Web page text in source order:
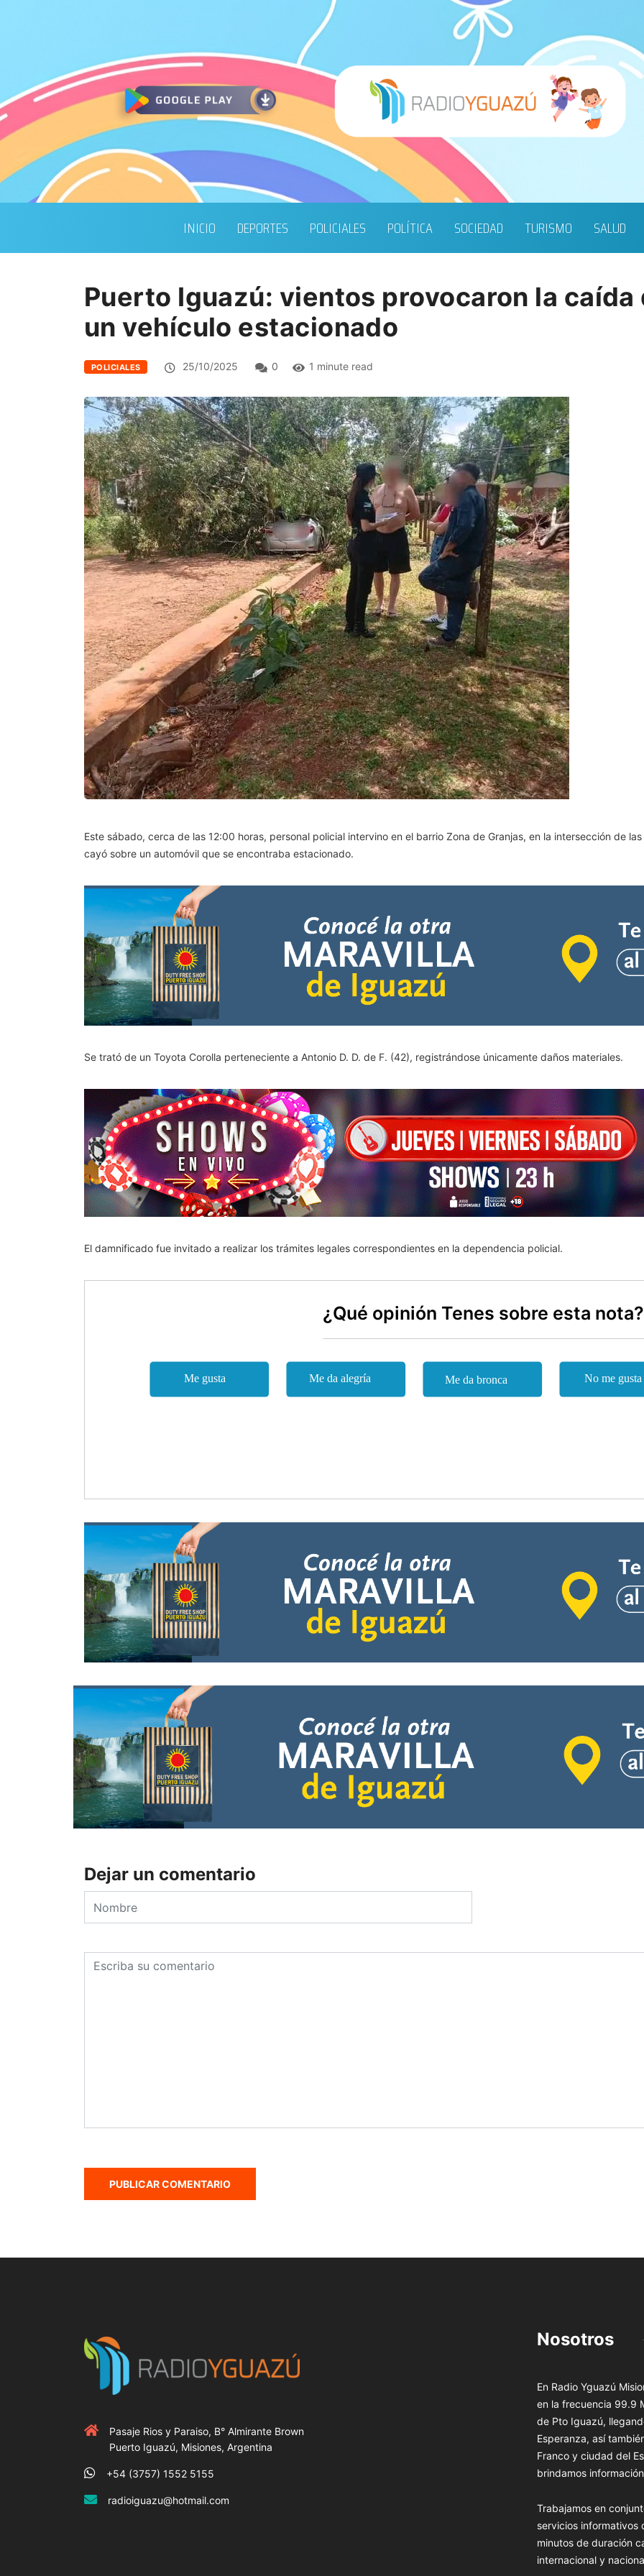
INICIO DEPORTES POLICIALES POLÍTICA SOCIEDAD TURISMO SALUD
Puerto Iguazú: vientos provocaron la
un vehículo estacionado
POLICIALES 25/10/2025 0 1 minute read
Este sábado, cerca de las 12:00 horas, personal policial intervino en el barrio Zona de Granjas, en la intersección de
cayó sobre un automóvil que se encontraba estacionado.
Se trató de un Toyota Corolla perteneciente a Antonio D. D. de F. (42), registrándose únicamente daños materiales.
El damnificado fue invitado a realizar los trámites legales correspondientes en la dependencia policial.
¿Qué opinión Tenes sobre esta nota?
Dejar un comentario
Pasaje Rios y Paraiso, B° Almirante Brown
Puerto Iguazú, Misiones, Argentina
+54 (3757) 1552 5155
radioiguazu@hotmail.com
Nosotros
En Radio Yguazú
en la frecuencia 99.9
de Pto Iguazú,
Esperanza, así
Franco y ciudad del
brindamos
Trabajamos en
servicios informativos
minutos de duración
internacional y